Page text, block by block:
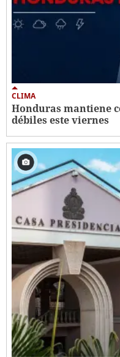
CLIMA
Honduras mantiene
débiles este viernes